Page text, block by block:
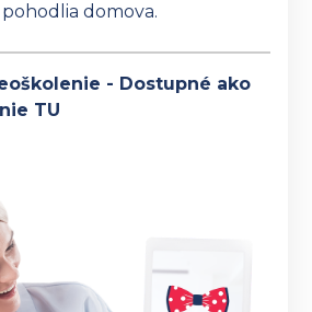
domova.
- Dostupné ako
TU